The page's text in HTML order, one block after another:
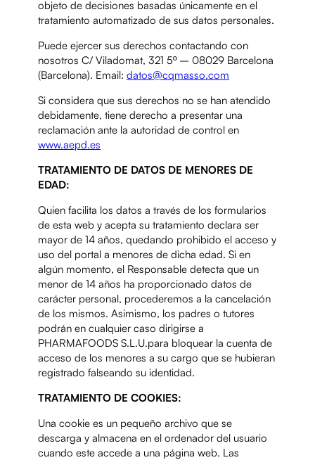
objeto de decisiones basadas únicamente en el
tratamiento automatizado de sus datos personales.
Puede ejercer sus derechos contactando con
nosotros C/ Viladomat, 321 5º – 08029 Barcelona
(Barcelona). Email: datos@cqmasso.com
Si considera que sus derechos no se han atendido
debidamente, tiene derecho a presentar una
reclamación ante la autoridad de control en
www.aepd.es
TRATAMIENTO DE DATOS DE MENORES DE
EDAD:
Quien facilita los datos a través de los formularios
de esta web y acepta su tratamiento declara ser
mayor de 14 años, quedando prohibido el acceso y
uso del portal a menores de dicha edad. Si en
algún momento, el Responsable detecta que un
menor de 14 años ha proporcionado datos de
carácter personal, procederemos a la cancelación
de los mismos. Asimismo, los padres o tutores
podrán en cualquier caso dirigirse a
PHARMAFOODS S.L.U.para bloquear la cuenta de
acceso de los menores a su cargo que se hubieran
registrado falseando su identidad.
TRATAMIENTO DE COOKIES:
Una cookie es un pequeño archivo que se
descarga y almacena en el ordenador del usuario
cuando este accede a una página web. Las